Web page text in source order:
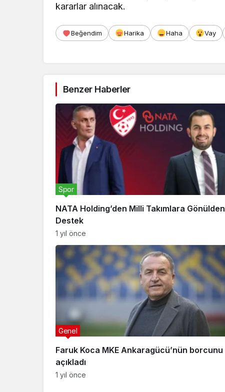
kararlar alınacak.
Beğendim Harika Haha Vay
Benzer Haberler
NATA Holding’den Milli Takımlara Gönülden
Destek
Spor
1 yıl önce
Faruk Koca MKE Ankaragücü’nün borcunu
açıkladı
Genel
1 yıl önce